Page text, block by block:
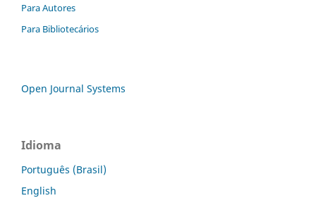
Para Autores
Para Bibliotecários
Open Journal Systems
Idioma
Português (Brasil)
English